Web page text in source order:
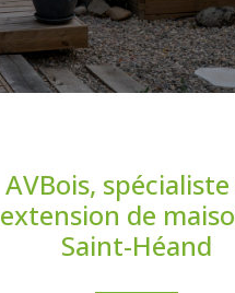
AVBois,
extension de
Saint-Héand